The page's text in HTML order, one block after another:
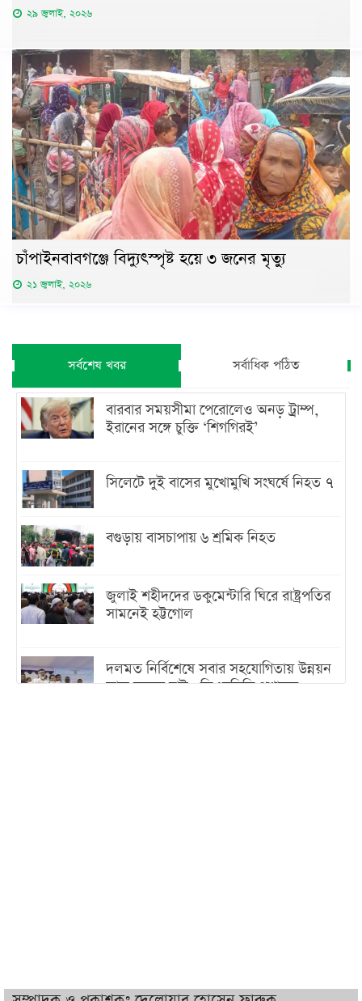
২৯ জুলাই, ২০২৬
চাঁপাইনবাবগঞ্জে বিদ্যুৎস্পৃষ্ট হয়ে ৩ জনের মৃত্যু
২১ জুলাই, ২০২৬
সর্বশেষ খবর সর্বাধিক পঠিত
বারবার সময়সীমা পেরোলেও অনড় ট্রাম্প,
ইরানের সঙ্গে চুক্তি ‘শিগগিরই’
সিলেটে দুই বাসের মুখোমুখি সংঘর্ষে নিহত ৭
বগুড়ায় বাসচাপায় ৬ শ্রমিক নিহত
জুলাই শহীদদের ডকুমেন্টারি ঘিরে রাষ্ট্রপতির
সামনেই হট্টগোল
দলমত নির্বিশেষে সবার সহযোগিতায় উন্নয়ন
কাজ করতে চাই : ডিএনসিসি প্রশাসক